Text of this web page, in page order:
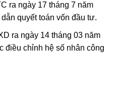
ra ngày 17 tháng 7 năm
quyết toán vốn đầu tư.
ra ngày 14 tháng 03 năm
điều chỉnh hệ số nhân công